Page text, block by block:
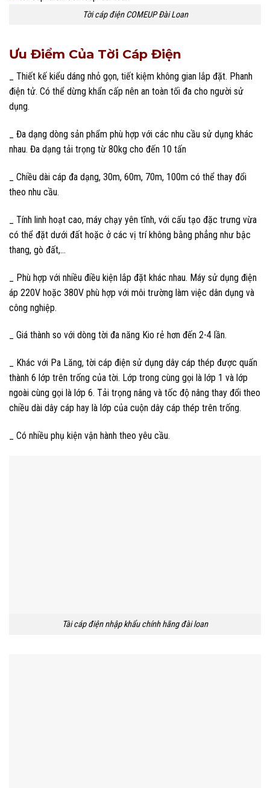
Tời cáp điện COMEUP Đài Loan
Ưu Điểm Của Tời Cáp Điện
_ Thiết kế kiểu dáng nhỏ gọn, tiết kiệm không gian lắp đặt. Phanh
điện tử. Có thể dừng khẩn cấp nên an toàn tối đa cho người sử
dụng.
_ Đa dạng dòng sản phẩm phù hợp với các nhu cầu sử dụng khác
nhau. Đa dạng tải trọng từ 80kg cho đến 10 tấn
_ Chiều dài cáp đa dạng, 30m, 60m, 70m, 100m có thể thay đổi
theo nhu cầu.
_ Tính linh hoạt cao, máy chạy yên tĩnh, với cấu tạo đặc trưng vừa
có thể đặt dưới đất hoặc ở các vị trí không bằng phẳng như bậc
thang, gò đất,…
_ Phù hợp với nhiều điều kiện lắp đặt khác nhau. Máy sử dụng điện
áp 220V hoặc 380V phù hợp với môi trường làm việc dân dụng và
công nghiệp.
_ Giá thành so với dòng tời đa năng Kio rẻ hơn đến 2-4 lần.
_ Khác với Pa Lăng, tời cáp điện sử dụng dây cáp thép được quấn
thành 6 lớp trên trống của tời. Lớp trong cùng gọi là lớp 1 và lớp
ngoài cùng gọi là lớp 6. Tải trọng nâng và tốc độ nâng thay đổi theo
chiều dài dây cáp hay là lớp của cuộn dây cáp thép trên trống.
_ Có nhiều phụ kiện vận hành theo yêu cầu.
Tài cáp điện nhập khẩu chính hãng đài loan